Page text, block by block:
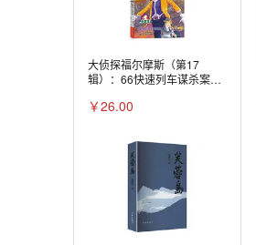
大侦探福尔摩斯（第17
辑）：66快速列车谋杀案
￥26.00